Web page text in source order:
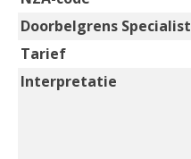
Doorbelgrens Specialist
Tarief
Interpretatie